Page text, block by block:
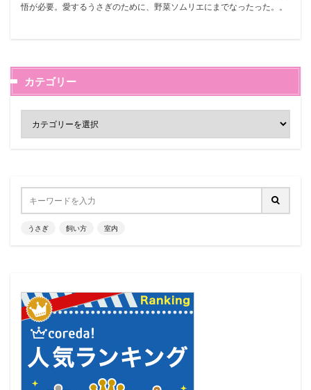
悟が必要。愛するうさぎのために、野菜ソムリエにまでなったった。。
カテゴリー
うさぎ 飼い方 室内